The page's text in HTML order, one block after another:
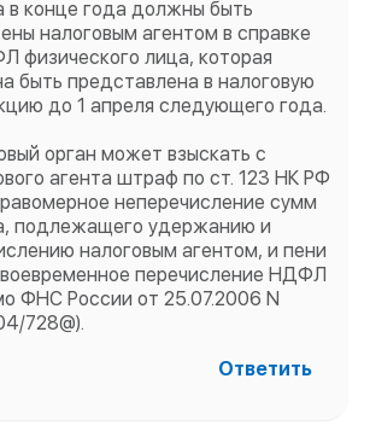
в конце года должны быть
налоговым агентом в справке
физического лица, которая
быть представлена в налоговую
до 1 апреля следующего года.
орган может взыскать с
агента штраф по ст. 123 НК РФ
неперечисление сумм
подлежащего удержанию и
налоговым агентом, и пени
перечисление НДФЛ
ФНС России от 25.07.2006 N
728@).
Ответить